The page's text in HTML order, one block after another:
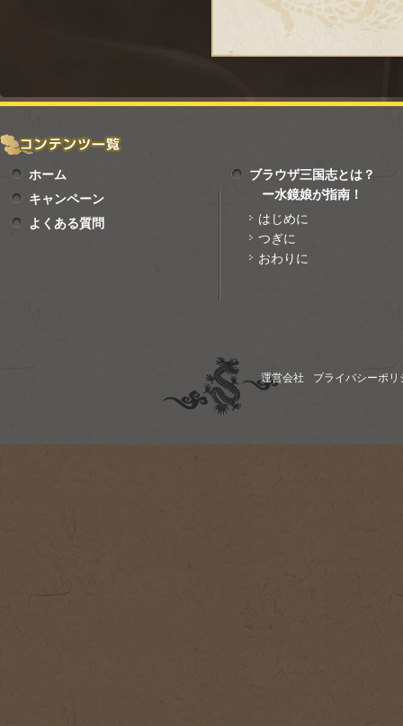
ホーム
キャンペーン
よくある質問
ブラウザ三国志とは？
ー水鏡娘が指南！
はじめに
つぎに
おわりに
運営会社 プライバシーポリ